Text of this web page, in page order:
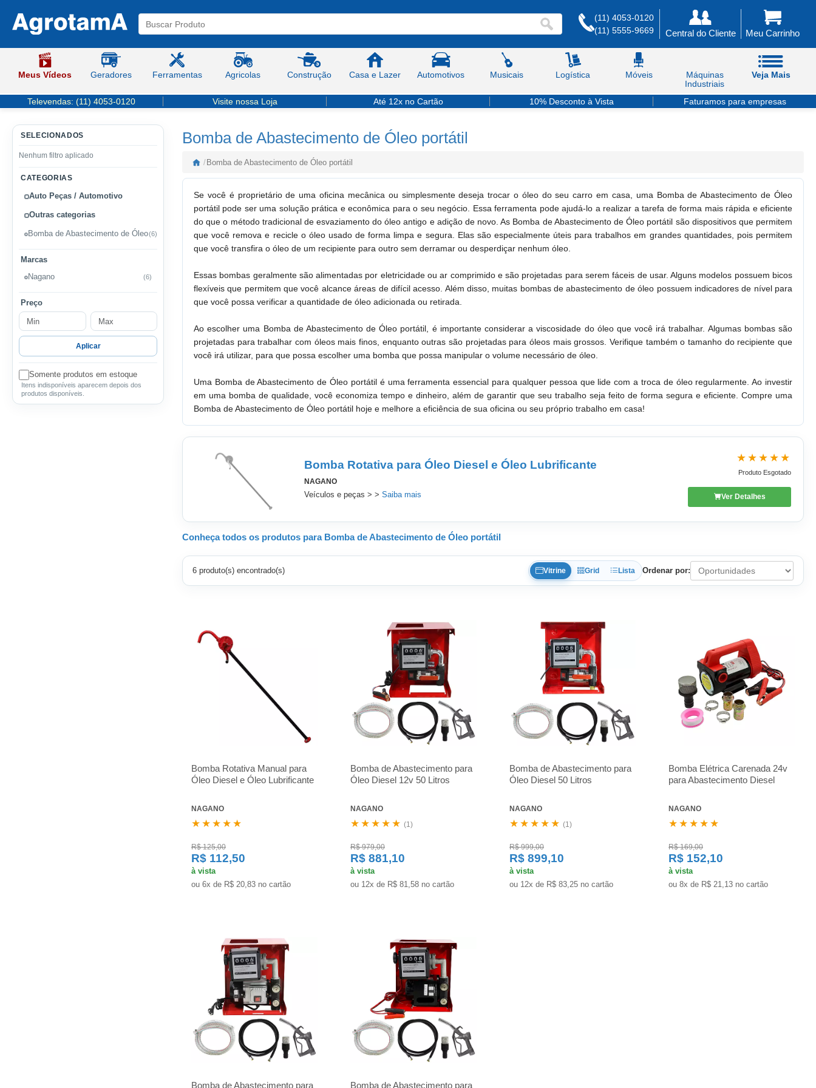
(11) 4053-0120
(11) 5555-9669
Central do Cliente Meu Carrinho
Meus Vídeos Geradores Ferramentas Agricolas Construção Casa e Lazer Automotivos Musicais Logística Móveis
Máquinas
Industriais
Veja Mais
Televendas: (11) 4053-0120 Visite nossa Loja Até 12x no Cartão 10% Desconto à Vista Faturamos para empresas
SELECIONADOS
Nenhum filtro aplicado
CATEGORIAS
Auto Peças / Automotivo
Outras categorias
Bomba de Abastecimento de Óleo(6)
Marcas
Nagano
(6)
Preço
Aplicar
Somente produtos em estoque
Itens indisponíveis aparecem depois dos
produtos disponíveis.
Bomba de Abastecimento de Óleo portátil
/Bomba de Abastecimento de Óleo portátil
Se você é proprietário de uma oficina mecânica ou simplesmente deseja trocar o óleo do seu carro em casa, uma Bomba de Abastecimento de Óleo
portátil pode ser uma solução prática e econômica para o seu negócio. Essa ferramenta pode ajudá-lo a realizar a tarefa de forma mais rápida e eficiente
do que o método tradicional de esvaziamento do óleo antigo e adição de novo. As Bomba de Abastecimento de Óleo portátil são dispositivos que permitem
que você remova e recicle o óleo usado de forma limpa e segura. Elas são especialmente úteis para trabalhos em grandes quantidades, pois permitem
que você transfira o óleo de um recipiente para outro sem derramar ou desperdiçar nenhum óleo.
Essas bombas geralmente são alimentadas por eletricidade ou ar comprimido e são projetadas para serem fáceis de usar. Alguns modelos possuem bicos
flexíveis que permitem que você alcance áreas de difícil acesso. Além disso, muitas bombas de abastecimento de óleo possuem indicadores de nível para
que você possa verificar a quantidade de óleo adicionada ou retirada.
Ao escolher uma Bomba de Abastecimento de Óleo portátil, é importante considerar a viscosidade do óleo que você irá trabalhar. Algumas bombas são
projetadas para trabalhar com óleos mais finos, enquanto outras são projetadas para óleos mais grossos. Verifique também o tamanho do recipiente que
você irá utilizar, para que possa escolher uma bomba que possa manipular o volume necessário de óleo.
Uma Bomba de Abastecimento de Óleo portátil é uma ferramenta essencial para qualquer pessoa que lide com a troca de óleo regularmente. Ao investir
em uma bomba de qualidade, você economiza tempo e dinheiro, além de garantir que seu trabalho seja feito de forma segura e eficiente. Compre uma
Bomba de Abastecimento de Óleo portátil hoje e melhore a eficiência de sua oficina ou seu próprio trabalho em casa!
Bomba Rotativa para Óleo Diesel e Óleo Lubrificante
NAGANO
Veículos e peças > > Saiba mais
★★★★★
Produto Esgotado
Ver Detalhes
Conheça todos os produtos para Bomba de Abastecimento de Óleo portátil
6 produto(s) encontrado(s) Vitrine Grid Lista Ordenar por:
Bomba Rotativa Manual para
Óleo Diesel e Óleo Lubrificante
NAGANO
★★★★★
R$ 125,00
R$ 112,50
à vista
ou 6x de R$ 20,83 no cartão
Bomba de Abastecimento para
Óleo Diesel 12v 50 Litros
NAGANO
★★★★★ (1)
R$ 979,00
R$ 881,10
à vista
ou 12x de R$ 81,58 no cartão
Bomba de Abastecimento para
Óleo Diesel 50 Litros
NAGANO
★★★★★ (1)
R$ 999,00
R$ 899,10
à vista
ou 12x de R$ 83,25 no cartão
Bomba Elétrica Carenada 24v
para Abastecimento Diesel
NAGANO
★★★★★
R$ 169,00
R$ 152,10
à vista
ou 8x de R$ 21,13 no cartão
Bomba de Abastecimento para
Bomba de Abastecimento para